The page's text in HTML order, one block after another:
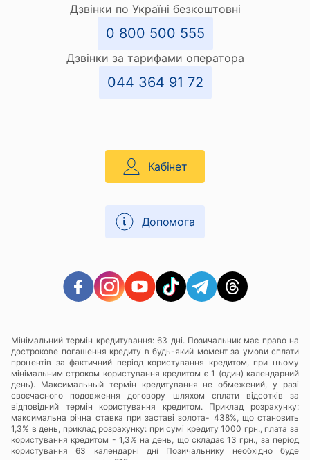
Дзвінки по Україні безкоштовні
0 800 500 555
Дзвінки за тарифами оператора
044 364 91 72
Кабінет
Допомога
Мінімальний термін кредитування: 63 дні. Позичальник має право на
дострокове погашення кредиту в будь-який момент за умови сплати
процентів за фактичний період користування кредитом, при цьому
мінімальним строком користування кредитом є 1 (один) календарний
день). Максимальный термін кредитування не обмежений, у разі
своєчасного подовження договору шляхом сплати відсотків за
відповідний термін користування кредитом. Приклад розрахунку:
максимальна річна ставка при заставі золота- 438%, що становить
1,3% в день, приклад розрахунку: при сумі кредиту 1000 грн., плата за
користування кредитом - 1,3% на день, що складає 13 грн., за період
користування 63 календарні дні Позичальнику необхідно буде